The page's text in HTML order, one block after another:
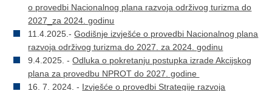
o provedbi Nacionalnog plana razvoja održivog turizma do
2027_za 2024. godinu
11.4.2025.-Godišnje izvješće o provedbi Nacionalnog plana
razvoja održivog turizma do 2027. za 2024. godinu
9.4.2025. -Odluka o pokretanju postupka izrade Akcijskog
plana za provedbu NPROT do 2027. godine
16. 7. 2024. - Izvješće o provedbi Strategije razvoja